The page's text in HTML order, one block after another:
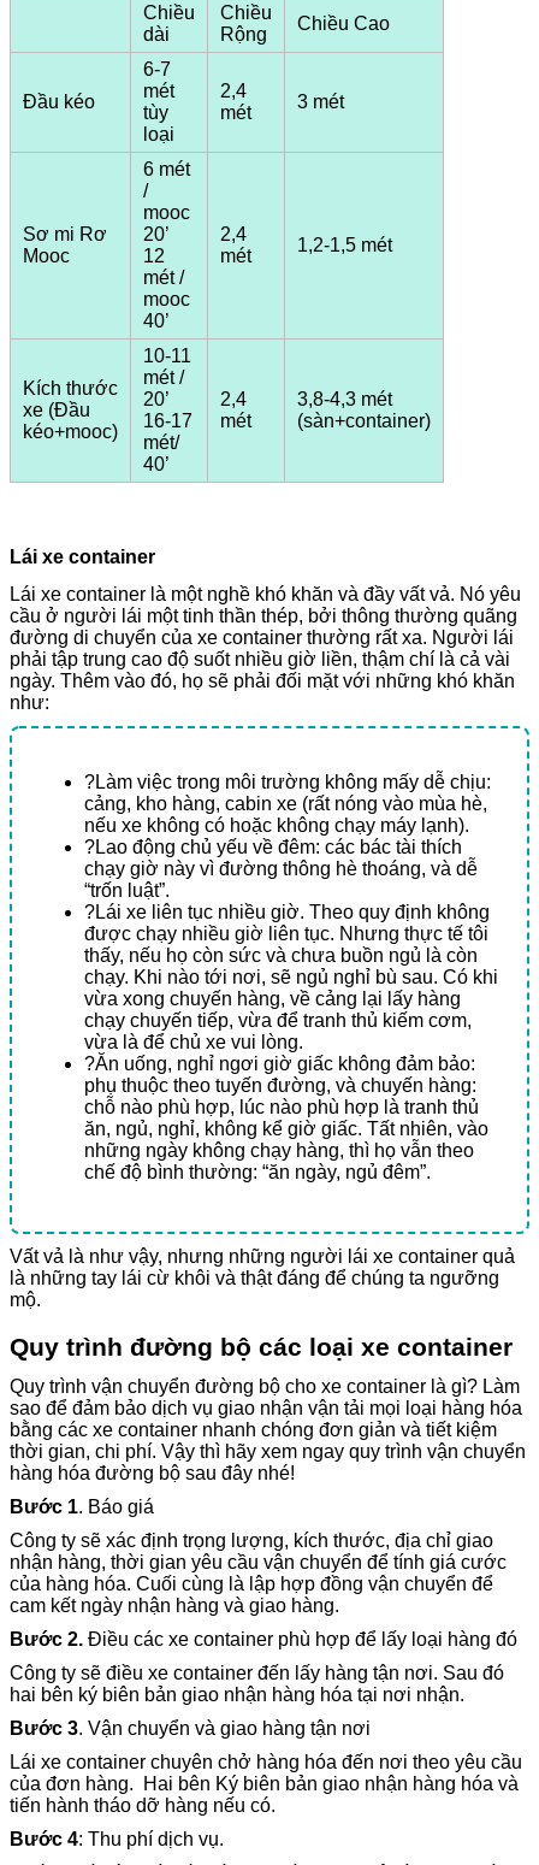
Chiều
dài
Chiều
Rộng
Chiều Cao
Đầu kéo
6-7
mét
tùy
loại
2,4
mét
3 mét
Sơ mi Rơ
Mooc
6 mét
/
mooc
20’
12
mét /
mooc
40’
2,4
mét
1,2-1,5 mét
Kích thước
xe (Đầu
kéo+mooc)
10-11
mét /
20’
16-17
mét/
40’
2,4
mét
3,8-4,3 mét
(sàn+container)
Lái xe container
Lái xe container là một nghề khó khăn và đầy vất vả. Nó yêu
cầu ở người lái một tinh thần thép, bởi thông thường quãng
đường di chuyển của xe container thường rất xa. Người lái
phải tập trung cao độ suốt nhiều giờ liền, thậm chí là cả vài
ngày. Thêm vào đó, họ sẽ phải đối mặt với những khó khăn
như:
?Làm việc trong môi trường không mấy dễ chịu:
cảng, kho hàng, cabin xe (rất nóng vào mùa hè,
nếu xe không có hoặc không chạy máy lạnh).
?Lao động chủ yếu về đêm: các bác tài thích
chạy giờ này vì đường thông hè thoáng, và dễ
“trốn luật”.
?Lái xe liên tục nhiều giờ. Theo quy định không
được chạy nhiều giờ liên tục. Nhưng thực tế tôi
thấy, nếu họ còn sức và chưa buồn ngủ là còn
chạy. Khi nào tới nơi, sẽ ngủ nghỉ bù sau. Có khi
vừa xong chuyến hàng, về cảng lại lấy hàng
chạy chuyến tiếp, vừa để tranh thủ kiếm cơm,
vừa là để chủ xe vui lòng.
?Ăn uống, nghỉ ngơi giờ giấc không đảm bảo:
phụ thuộc theo tuyến đường, và chuyến hàng:
chỗ nào phù hợp, lúc nào phù hợp là tranh thủ
ăn, ngủ, nghỉ, không kể giờ giấc. Tất nhiên, vào
những ngày không chạy hàng, thì họ vẫn theo
chế độ bình thường: “ăn ngày, ngủ đêm”.
Vất vả là như vậy, nhưng những người lái xe container quả
là những tay lái cừ khôi và thật đáng để chúng ta ngưỡng
mộ.
Quy trình đường bộ các loại xe container
Quy trình vận chuyển đường bộ cho xe container là gì? Làm
sao để đảm bảo dịch vụ giao nhận vận tải mọi loại hàng hóa
bằng các xe container nhanh chóng đơn giản và tiết kiệm
thời gian, chi phí. Vậy thì hãy xem ngay quy trình vận chuyển
hàng hóa đường bộ sau đây nhé!
Bước 1. Báo giá
Công ty sẽ xác định trọng lượng, kích thước, địa chỉ giao
nhận hàng, thời gian yêu cầu vận chuyển để tính giá cước
của hàng hóa. Cuối cùng là lập hợp đồng vận chuyển để
cam kết ngày nhận hàng và giao hàng.
Bước 2. Điều các xe container phù hợp để lấy loại hàng đó
Công ty sẽ điều xe container đến lấy hàng tận nơi. Sau đó
hai bên ký biên bản giao nhận hàng hóa tại nơi nhận.
Bước 3. Vận chuyển và giao hàng tận nơi
Lái xe container chuyên chở hàng hóa đến nơi theo yêu cầu
của đơn hàng. Hai bên Ký biên bản giao nhận hàng hóa và
tiến hành tháo dỡ hàng nếu có.
Bước 4: Thu phí dịch vụ.